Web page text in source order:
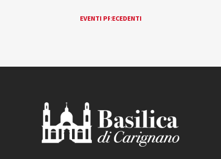
EVENTI PRECEDENTI